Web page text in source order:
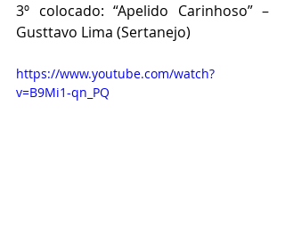
3º colocado: “Apelido Carinhoso” –
Gusttavo Lima (Sertanejo)
https://www.youtube.com/watch?
v=B9Mi1-qn_PQ